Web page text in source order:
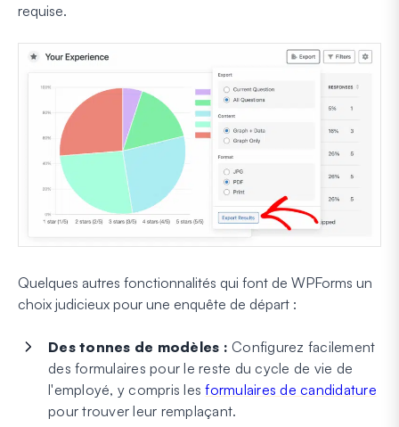
requise.
Quelques autres fonctionnalités qui font de WPForms un
choix judicieux pour une enquête de départ :
Des tonnes de modèles : Configurez facilement
des formulaires pour le reste du cycle de vie de
l'employé, y compris lesformulaires de candidature
pour trouver leur remplaçant.